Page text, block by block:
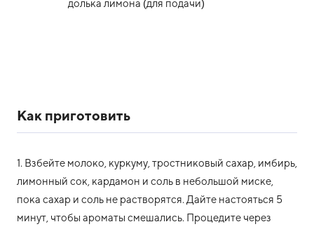
долька лимона (для подачи)
Как приготовить
1. Взбейте молоко, куркуму, тростниковый сахар, имбирь,
лимонный сок, кардамон и соль в небольшой миске,
пока сахар и соль не растворятся. Дайте настояться 5
минут, чтобы ароматы смешались. Процедите через